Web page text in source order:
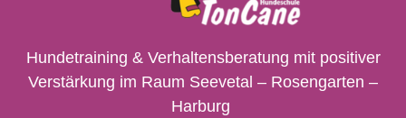
Hundetraining & Verhaltensberatung mit positiver
Verstärkung im Raum Seevetal – Rosengarten –
Harburg